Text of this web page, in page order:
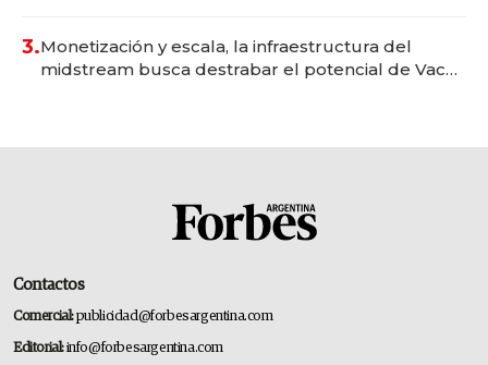
3.Monetización y escala, la infraestructura del
midstream busca destrabar el potencial de Vaca
Contactos
Comercial:publicidad@forbesargentina.com
Editorial:info@forbesargentina.com